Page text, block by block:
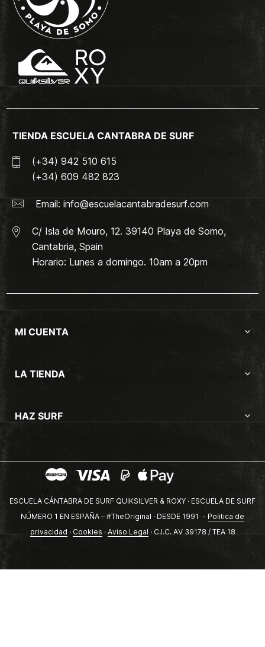
TIENDA ESCUELA CANTABRA DE SURF
(+34) 942 510 615
(+34) 609 482 823
Email: info@escuelacantabradesurf.com
C/ Isla de Mouro, 12. 39140 Playa de Somo,
Cantabria, Spain
Horario: Lunes a domingo. 10am a 20pm
MI CUENTA
LA TIENDA
HAZ SURF
ESCUELA CÁNTABRA DE SURF QUIKSILVER & ROXY · ESCUELA DE SURF
NÚMERO 1 EN ESPAÑA – #TheOriginal · DESDE 1991 - Politica de
privacidad · Cookies · Aviso Legal · C.I.C. AV 39178 / TEA 18